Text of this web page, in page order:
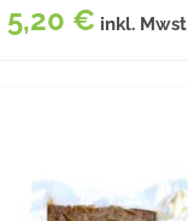
5,20 € inkl. Mwst